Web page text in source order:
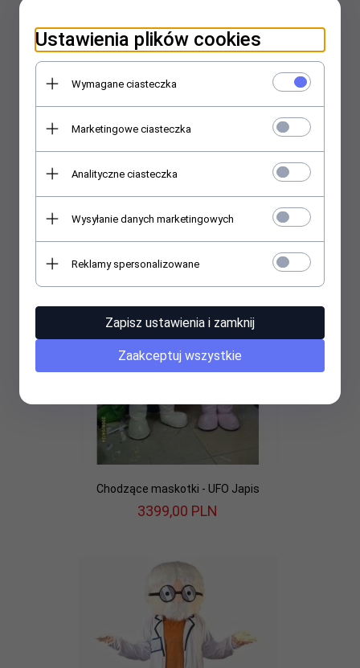
Chodząca żywa duża maskotka - Strażak OSP Deluxe
3499,00
Chodzące maskotki - UFO Japis
3399,00 PLN
Ustawienia plików cookies
Wymagane ciasteczka
Marketingowe ciasteczka
Analityczne ciasteczka
Wysyłanie danych marketingowych
Reklamy spersonalizowane
Zapisz ustawienia i zamknij
Zaakceptuj wszystkie